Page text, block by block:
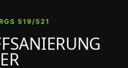
519/521